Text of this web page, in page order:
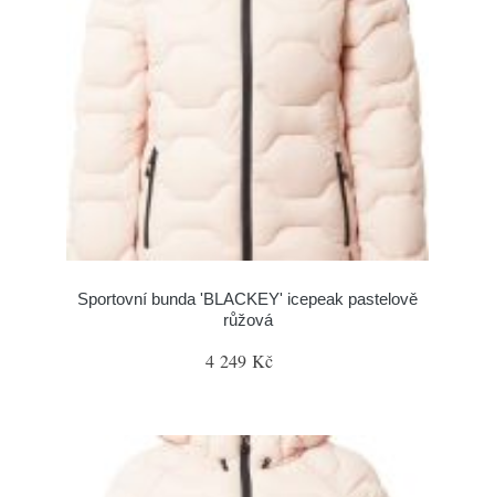
Sportovní bunda 'BLACKEY' icepeak pastelově
růžová
4 249 Kč